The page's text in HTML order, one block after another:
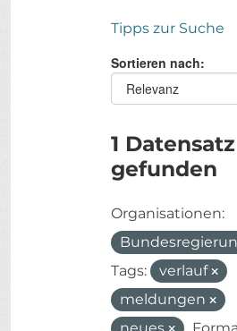
Tipps zur Suche
Sortieren nach
1 Datensatz
gefunden
Organisationen:
Tags:
verlauf
meldungen